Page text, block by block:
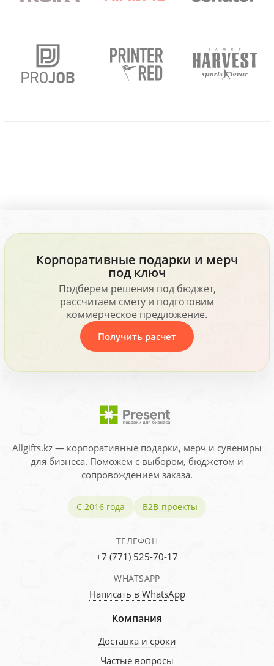
Корпоративные подарки и мерч
под ключ
Подберем решения под бюджет,
рассчитаем смету и подготовим
коммерческое предложение.
Получить расчет
Allgifts.kz — корпоративные подарки, мерч и сувениры
для бизнеса. Поможем с выбором, бюджетом и
сопровождением заказа.
С 2016 года B2B-проекты
ТЕЛЕФОН
+7 (771) 525-70-17
WHATSAPP
Написать в WhatsApp
Компания
Доставка и сроки
Частые вопросы